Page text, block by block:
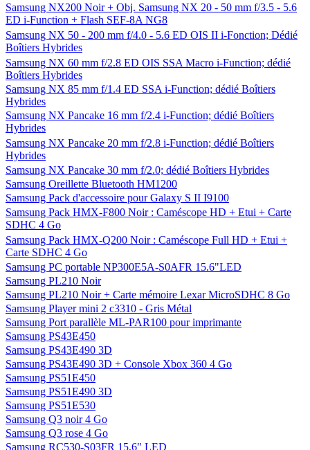
Samsung NX200 Noir + Obj. Samsung NX 20 - 50 mm f/3.5 - 5.6
ED i-Function + Flash SEF-8A NG8
Samsung NX 50 - 200 mm f/4.0 - 5.6 ED OIS II i-Fonction; Dédié
Boîtiers Hybrides
Samsung NX 60 mm f/2.8 ED OIS SSA Macro i-Function; dédié
Boîtiers Hybrides
Samsung NX 85 mm f/1.4 ED SSA i-Function; dédié Boîtiers
Hybrides
Samsung NX Pancake 16 mm f/2.4 i-Function; dédié Boîtiers
Hybrides
Samsung NX Pancake 20 mm f/2.8 i-Function; dédié Boîtiers
Hybrides
Samsung NX Pancake 30 mm f/2.0; dédié Boîtiers Hybrides
Samsung Oreillette Bluetooth HM1200
Samsung Pack d'accessoire pour Galaxy S II I9100
Samsung Pack HMX-F800 Noir : Caméscope HD + Etui + Carte
SDHC 4 Go
Samsung Pack HMX-Q200 Noir : Caméscope Full HD + Etui +
Carte SDHC 4 Go
Samsung PC portable NP300E5A-S0AFR 15.6"LED
Samsung PL210 Noir
Samsung PL210 Noir + Carte mémoire Lexar MicroSDHC 8 Go
Samsung Player mini 2 c3310 - Gris Métal
Samsung Port parallèle ML-PAR100 pour imprimante
Samsung PS43E450
Samsung PS43E490 3D
Samsung PS43E490 3D + Console Xbox 360 4 Go
Samsung PS51E450
Samsung PS51E490 3D
Samsung PS51E530
Samsung Q3 noir 4 Go
Samsung Q3 rose 4 Go
Samsung RC530-S03FR 15,6" LED